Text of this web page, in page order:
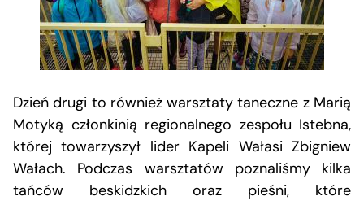
Dzień drugi to również warsztaty taneczne z Marią
Motyką członkinią regionalnego zespołu Istebna,
której towarzyszył lider Kapeli Wałasi Zbigniew
Wałach. Podczas warsztatów poznaliśmy kilka
tańców beskidzkich oraz pieśni, które